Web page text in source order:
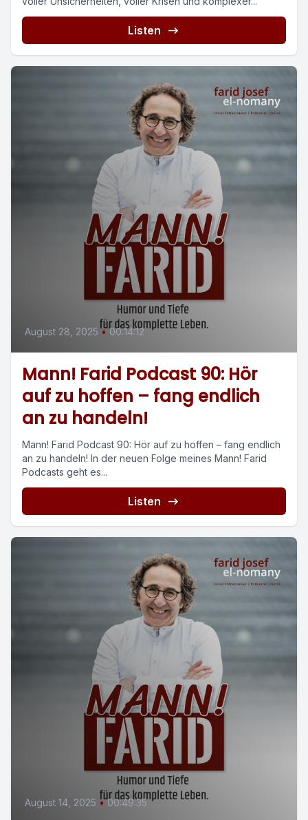
Listen
August 28, 2025 • 00:14:12
Mann! Farid Podcast 90: Hör
auf zu hoffen – fang endlich
an zu handeln!
Mann! Farid Podcast 90: Hör auf zu hoffen – fang endlich
an zu handeln! In der neuen Folge meines Mann! Farid
Podcasts geht es...
Listen
August 14, 2025 • 00:49:35